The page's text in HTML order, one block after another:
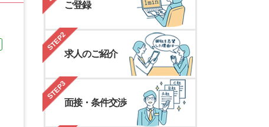
ご登録
STEP2
求人のご紹介
STEP3
面接・条件交渉